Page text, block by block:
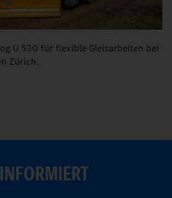
U 530 für flexible Gleisarbeiten bei
Zürich.